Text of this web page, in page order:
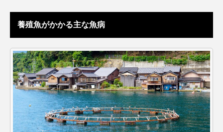
ウマヅラハギ ウミウシ
オオグソクムシ オオサンショウウオ
オショロコマ オスカー オタリア
オットセイ オニヒトデ オワンクラゲ
養殖魚がかかる主な魚病